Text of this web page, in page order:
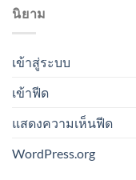
นิยาม
เข้าสู่ระบบ
เข้าฟีด
แสดงความเห็นฟีด
WordPress.org